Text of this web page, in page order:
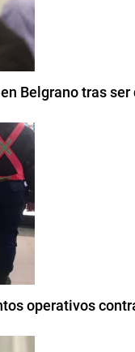
Belgrano tras
operativos